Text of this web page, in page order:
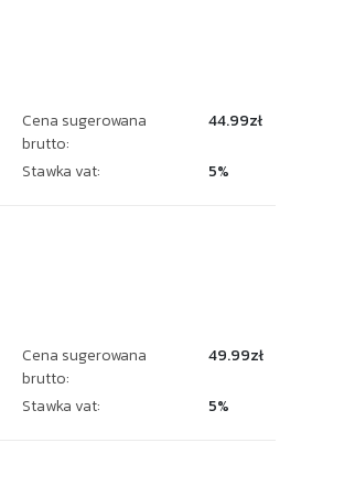
Cena sugerowana
brutto:
44.99zł
Stawka vat: 5%
Cena sugerowana
brutto:
49.99zł
Stawka vat: 5%